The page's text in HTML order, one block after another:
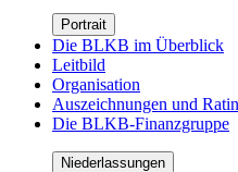
Portrait
Die BLKB im Überblick
Leitbild
Organisation
Auszeichnungen und
Die BLKB-Finanzgruppe
Niederlassungen